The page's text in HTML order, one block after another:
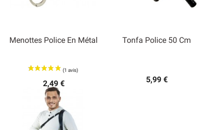
Menottes Police En Métal
2,49 €
Tonfa Police 50 Cm
5,99 €